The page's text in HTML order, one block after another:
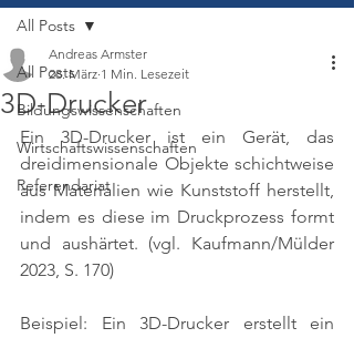
All Posts
Bildungswissenschaften
Wirtschaftswissenschaften
Referendariat
All Posts
3D-Drucker
Andreas Armster
28. März 1 Min. Lesezeit
Ein 3D-Drucker ist ein Gerät, das
dreidimensionale Objekte schichtweise
aus Materialien wie Kunststoff herstellt,
indem es diese im Druckprozess formt
und aushärtet. (vgl. Kaufmann/Mülder
2023, S. 170)
Beispiel: Ein 3D-Drucker erstellt ein